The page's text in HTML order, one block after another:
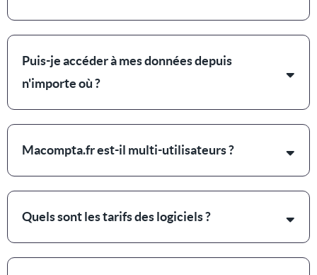
Puis-je accéder à mes données depuis
n'importe où ?
Macompta.fr est-il multi-utilisateurs ?
Quels sont les tarifs des logiciels ?